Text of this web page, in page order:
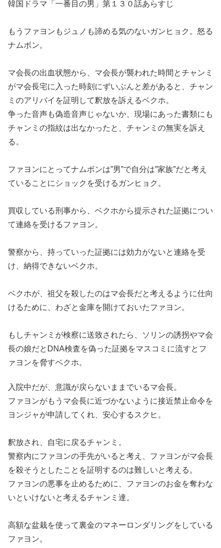
韓国ドラマ「一番目の男」第１３０話あらすじ
もうファヨンもジュノも諦める気のないガンヒョク。怒る
ナムボン。
マ会長の出血状態から、マ会長が襲われた時間とチャンミ
がマ会長宅に入った時刻にずいぶんと差があると、チャン
ミのアリバイを証明して釈放を訴えるベクホ。
争った音声も偽造音声じゃないか、現場にあった書類にも
チャンミの指紋は出なかったと、チャンミの無実を訴え
る。
ファヨンにとってナムボンは”男”で自分は”家族”だと考え
ていることにショックを受けるガンヒョク。
買収している刑事から、ベクホから提示された証拠につい
て連絡を受けるファヨン。
警察から、持っていった証拠には効力がないと連絡を受
け、納得できないベクホ。
ベクホが、祖父を殺したのはマ会長だと考えるように仕向
けるために、わざと金庫を開けておいたファヨン。
もしチャンミが検察に送致されたら、ソリンの誘拐やマ会
長の娘だとDNA検査を偽った証拠をマスコミに流すとフ
ァヨンを脅すベクホ。
入院中だが、意識が戻らないままでいるマ会長。
ファヨンがもうマ会長に近づかないように接近禁止命令を
ヨンジャが申請してくれ、安心するスクヒ。
釈放され、自宅に戻るチャンミ。
警察内にファヨンの手先がいると考え、ファヨンがマ会長
を殺そうとしたことを証明するのは難しいと考える。
ファヨンの悪事を止めるために、ファヨンのお金を奪わな
いといけないと考えるチャンミ達。
高額な盆栽を使って裏金のマネーロンダリングをしている
ファヨン。